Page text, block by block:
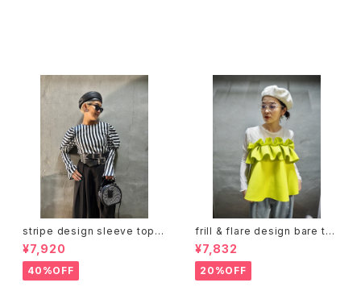
stripe design sleeve tops
トップス デザイントップス ストラ
イプ 白黒 バイカラー
¥7,920
40%OFF
frill & flare design bare to
ps トップス ベアトップ フリル フ
レア ジッパー
¥7,832
20%OFF